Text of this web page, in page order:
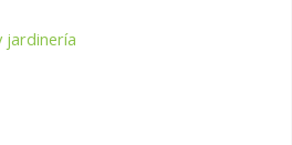
jardinería